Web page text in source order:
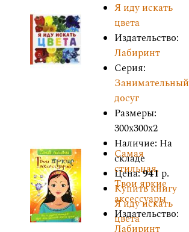
Я иду искать
цвета
Издательство:
Лабиринт
Серия:
Занимательный
досуг
Размеры:
300x300x2
Наличие: На
складе
Цена:941 р.
Купить книгу
Я иду искать
цвета
Самая
стильная.
Твои яркие
аксессуары
Издательство: